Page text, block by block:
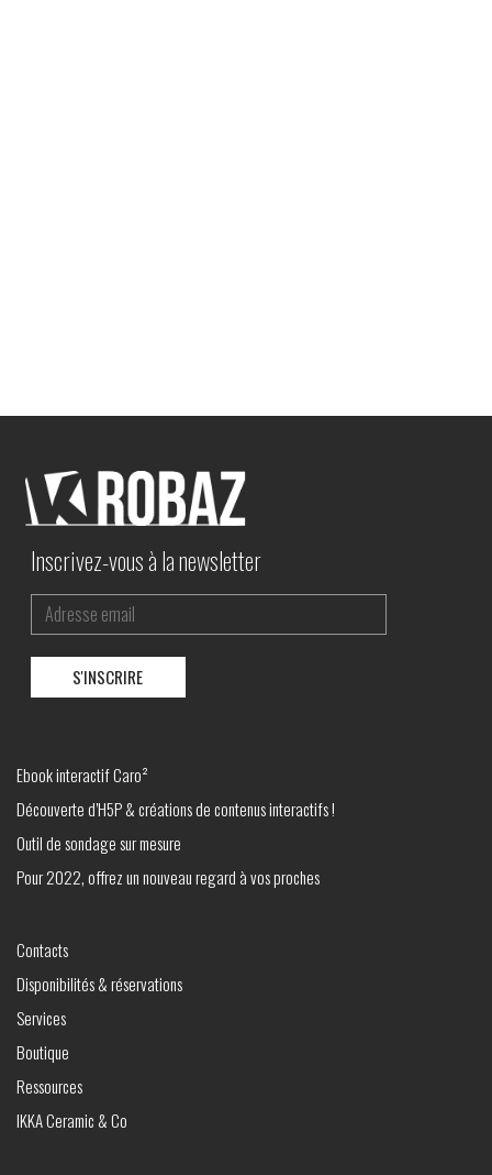
Inscrivez-vous à la newsletter
Ebook interactif Caro²
Découverte d’H5P & créations de contenus interactifs !
Outil de sondage sur mesure
Pour 2022, offrez un nouveau regard à vos proches
Contacts
Disponibilités & réservations
Services
Boutique
Ressources
IKKA Ceramic & Co